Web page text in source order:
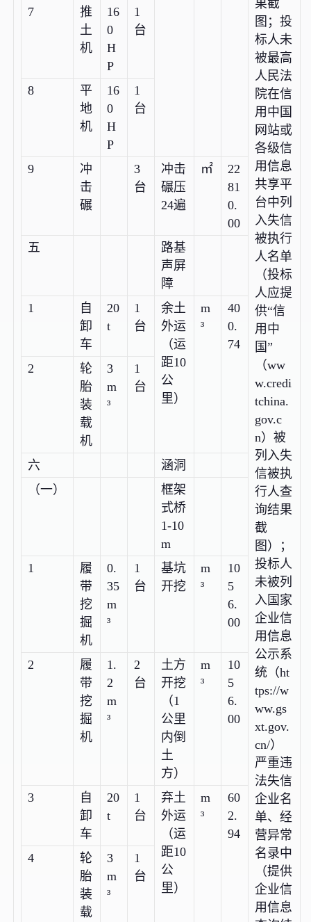
果截
图；投
标人未
被最高
人民法
院在信
用中国
网站或
各级信
用信息
共享平
台中列
入失信
被执行
人名单
（投标
人应提
供“信
用中
国”
（ww
w.credi
tchina.
gov.c
n）被
列入失
信被执
行人查
询结果
截
图）；
投标人
未被列
入国家
企业信
用信息
公示系
统（ht
tps://w
ww.gs
xt.gov.
cn/）
严重违
法失信
企业名
单、经
营异常
名录中
（提供
企业信
用信息
7
推
土
机
16
0
H
P
1
台
8
平
地
机
16
0
H
P
1
台
9
冲
击
碾
3
台
冲击
碾压
24遍
㎡
22
81
0.
00
五
路基
声屏
障
1
自
卸
车
20
t
1
台
余土
外运
（运
距10
公
里）
m
³
40
0.
74
2
轮
胎
装
载
机
3
m
³
1
台
六
涵洞
（一）
框架
式桥
1-10
m
1
履
带
挖
掘
机
0.
35
m
³
1
台
基坑
开挖
m
³
10
5
6.
00
2
履
带
挖
掘
机
1.
2
m
³
2
台
土方
开挖
（1
公里
内倒
土
方）
m
³
10
5
6.
00
3
自
卸
车
20
t
1
台
弃土
外运
（运
距10
公
里）
m
³
60
2.
94
4
轮
胎
装
载
3
m
³
1
台